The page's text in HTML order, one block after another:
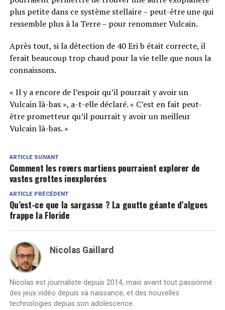
plus petite dans ce système stellaire – peut-être une qui
ressemble plus à la Terre – pour renommer Vulcain.
Après tout, si la détection de 40 Eri b était correcte, il
ferait beaucoup trop chaud pour la vie telle que nous la
connaissons.
« Il y a encore de l’espoir qu’il pourrait y avoir un
Vulcain là-bas », a-t-elle déclaré. « C’est en fait peut-
être prometteur qu’il pourrait y avoir un meilleur
Vulcain là-bas. »
ARTICLE SUIVANT
Comment les rovers martiens pourraient explorer de
vastes grottes inexplorées
ARTICLE PRÉCÉDENT
Qu’est-ce que la sargasse ? La goutte géante d’algues
frappe la Floride
Nicolas Gaillard
Nicolas est journaliste depuis 2014, mais avant tout passionné
des jeux vidéo depuis sa naissance, et des nouvelles
technologies depuis son adolescence.